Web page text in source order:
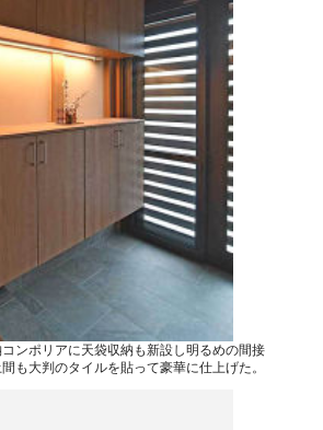
ンポリアに天袋収納も新設し明るめの間接
も大判のタイルを貼って豪華に仕上げた。